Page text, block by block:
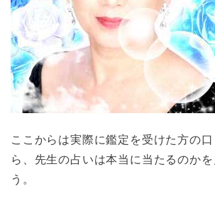
ここからは実際に鑑定を受けた方の
ら、先生の占いは本当に当たるのかを
う。